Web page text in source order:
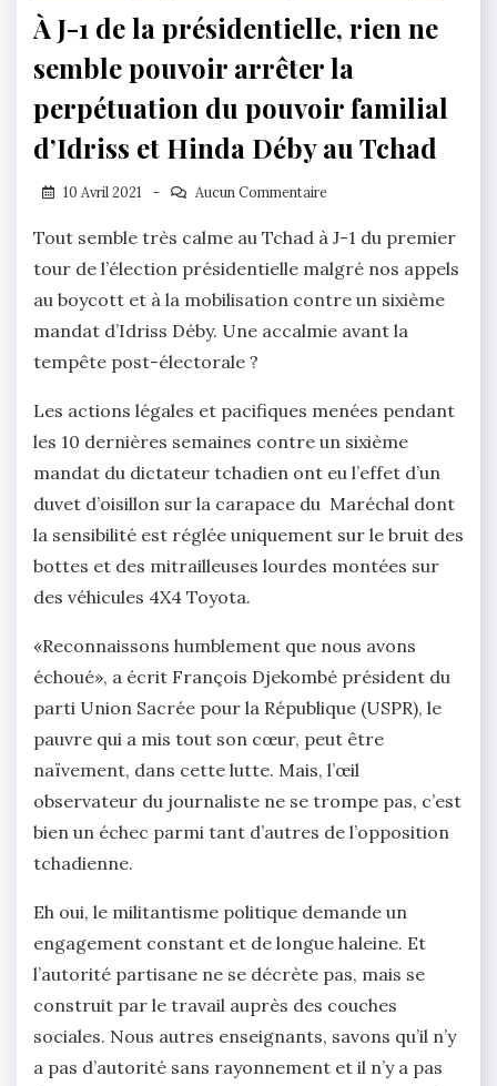
À J-1 de la présidentielle, rien ne
semble pouvoir arrêter la
perpétuation du pouvoir familial
d’Idriss et Hinda Déby au Tchad
10 Avril 2021 Aucun Commentaire
Tout semble très calme au Tchad à J-1 du premier
tour de l’élection présidentielle malgré nos appels
au boycott et à la mobilisation contre un sixième
mandat d’Idriss Déby. Une accalmie avant la
tempête post-électorale ?
Les actions légales et pacifiques menées pendant
les 10 dernières semaines contre un sixième
mandat du dictateur tchadien ont eu l’effet d’un
duvet d’oisillon sur la carapace du Maréchal dont
la sensibilité est réglée uniquement sur le bruit des
bottes et des mitrailleuses lourdes montées sur
des véhicules 4X4 Toyota.
«Reconnaissons humblement que nous avons
échoué», a écrit François Djekombé président du
parti Union Sacrée pour la République (USPR), le
pauvre qui a mis tout son cœur, peut être
naïvement, dans cette lutte. Mais, l’œil
observateur du journaliste ne se trompe pas, c’est
bien un échec parmi tant d’autres de l’opposition
tchadienne.
Eh oui, le militantisme politique demande un
engagement constant et de longue haleine. Et
l’autorité partisane ne se décrète pas, mais se
construit par le travail auprès des couches
sociales. Nous autres enseignants, savons qu’il n’y
a pas d’autorité sans rayonnement et il n’y a pas